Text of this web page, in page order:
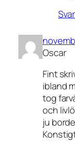
Oscar
Fint
ibland
tog
och
ju